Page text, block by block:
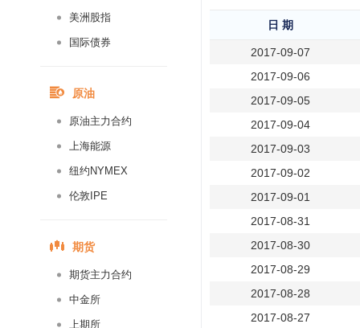
美洲股指
国际债券
原油
原油主力合约
上海能源
纽约NYMEX
伦敦IPE
期货
期货主力合约
中金所
上期所
日 期
2017-09-07
2017-09-06
2017-09-05
2017-09-04
2017-09-03
2017-09-02
2017-09-01
2017-08-31
2017-08-30
2017-08-29
2017-08-28
2017-08-27